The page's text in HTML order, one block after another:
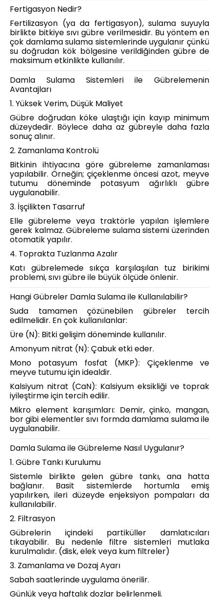
Fertigasyon Nedir?
Fertilizasyon (ya da fertigasyon), sulama suyuyla
birlikte bitkiye sıvı gübre verilmesidir. Bu yöntem en
çok damlama sulama sistemlerinde uygulanır çünkü
su doğrudan kök bölgesine verildiğinden gübre de
maksimum etkinlikte kullanılır.
Damla Sulama Sistemleri ile Gübrelemenin
Avantajları
1. Yüksek Verim, Düşük Maliyet
Gübre doğrudan köke ulaştığı için kayıp minimum
düzeydedir. Böylece daha az gübreyle daha fazla
sonuç alınır.
2. Zamanlama Kontrolü
Bitkinin ihtiyacına göre gübreleme zamanlaması
yapılabilir. Örneğin; çiçeklenme öncesi azot, meyve
tutumu döneminde potasyum ağırlıklı gübre
uygulanabilir.
3. İşçilikten Tasarruf
Elle gübreleme veya traktörle yapılan işlemlere
gerek kalmaz. Gübreleme sulama sistemi üzerinden
otomatik yapılır.
4. Toprakta Tuzlanma Azalır
Katı gübrelemede sıkça karşılaşılan tuz birikimi
problemi, sıvı gübre ile büyük ölçüde önlenir.
Hangi Gübreler Damla Sulama ile Kullanılabilir?
Suda tamamen çözünebilen gübreler tercih
edilmelidir. En çok kullanılanlar:
Üre (N): Bitki gelişim döneminde kullanılır.
Amonyum nitrat (N): Çabuk etki eder.
Mono potasyum fosfat (MKP): Çiçeklenme ve
meyve tutumu için idealdir.
Kalsiyum nitrat (CaN): Kalsiyum eksikliği ve toprak
iyileştirme için tercih edilir.
Mikro element karışımları: Demir, çinko, mangan,
bor gibi elementler sıvı formda damlama sulama ile
uygulanabilir.
Damla Sulama ile Gübreleme Nasıl Uygulanır?
1. Gübre Tankı Kurulumu
Sistemle birlikte gelen gübre tankı, ana hatta
bağlanır. Basit sistemlerde hortumla emiş
yapılırken, ileri düzeyde enjeksiyon pompaları da
kullanılabilir.
2. Filtrasyon
Gübrelerin içindeki partiküller damlatıcıları
tıkayabilir. Bu nedenle filtre sistemleri mutlaka
kurulmalıdır. (disk, elek veya kum filtreler)
3. Zamanlama ve Dozaj Ayarı
Sabah saatlerinde uygulama önerilir.
Günlük veya haftalık dozlar belirlenmeli.